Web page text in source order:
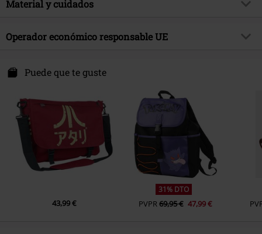
tema producto
Fan merch, Videojuegos, Retro
Licencia
licencia oficial del producto
Fecha de lanzamiento
Color
multicolor
Material y cuidados
Material Externo 80% algodón, 20% poliéster
Operador económico responsable UE
Molenwerf 24
www.difuzed.com
Puede que te guste
43,99 €
31% DTO
PVPR69,95 € 47,99 €